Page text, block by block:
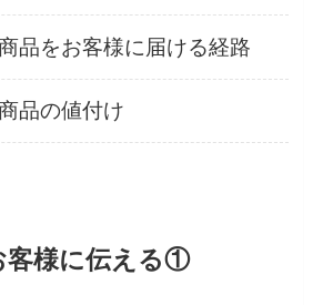
品をお客様に届ける経路
品の値付け
客様に伝える①